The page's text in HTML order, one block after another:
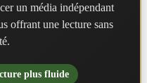
un média indépendant
offrant une lecture sans
plus fluide